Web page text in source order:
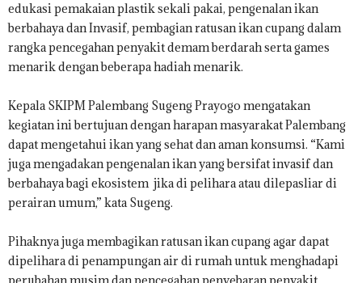
edukasi pemakaian plastik sekali pakai, pengenalan ikan
berbahaya dan Invasif, pembagian ratusan ikan cupang dalam
rangka pencegahan penyakit demam berdarah serta games
menarik dengan beberapa hadiah menarik.
Kepala SKIPM Palembang Sugeng Prayogo mengatakan
kegiatan ini bertujuan dengan harapan masyarakat Palembang
dapat mengetahui ikan yang sehat dan aman konsumsi. “Kami
juga mengadakan pengenalan ikan yang bersifat invasif dan
berbahaya bagi ekosistem jika di pelihara atau dilepasliar di
perairan umum,” kata Sugeng.
Pihaknya juga membagikan ratusan ikan cupang agar dapat
dipelihara di penampungan air di rumah untuk menghadapi